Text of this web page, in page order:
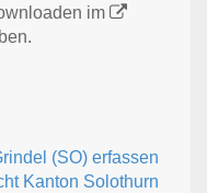
im
(SO) erfassen
Kanton Solothurn